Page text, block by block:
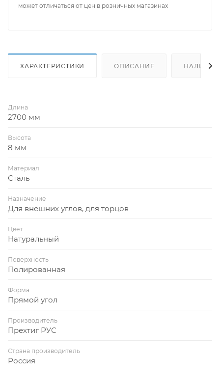
может отличаться от цен в розничных магазинах
ХАРАКТЕРИСТИКИ ОПИСАНИЕ НАЛИЧИЕ
Длина
2700 мм
Высота
8 мм
Материал
Сталь
Назначение
Для внешних углов, для торцов
Цвет
Натуральный
Поверхность
Полированная
Форма
Прямой угол
Производитель
Прехтиг РУС
Страна производитель
Россия